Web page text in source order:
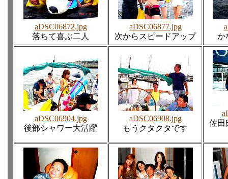
aDSC06872.jpg
落ちて喜ぶ二人
aDSC06877.jpg
次からスピードアップ
か
aDSC06904.jpg
後部シャワー大活躍
aDSC06908.jpg
もうクタクタです
佐田